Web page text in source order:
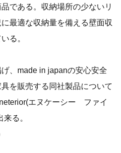
である。収納場所の少ないリ
最適な収納量を備える壁面収
る。
、made in japanの安心安全
を販売する同社製品について
エヌケーシー ファイ
る。